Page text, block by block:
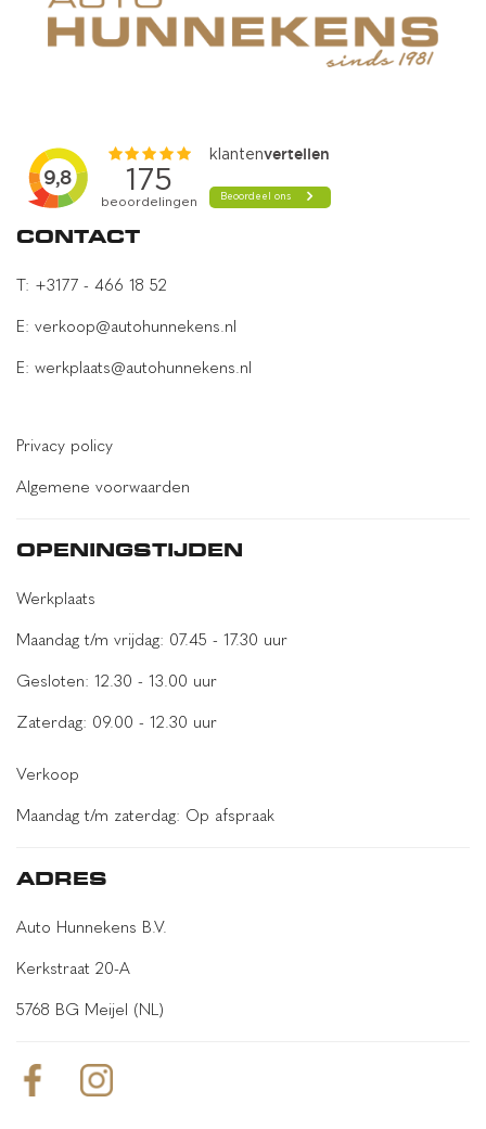
CONTACT
T: +3177 - 466 18 52
E: verkoop@autohunnekens.nl
E: werkplaats@autohunnekens.nl
Privacy policy
Algemene voorwaarden
OPENINGSTIJDEN
Werkplaats
Maandag t/m vrijdag: 07.45 - 17.30 uur
Gesloten: 12.30 - 13.00 uur
Zaterdag: 09.00 - 12.30 uur
Verkoop
Maandag t/m zaterdag: Op afspraak
ADRES
Auto Hunnekens B.V.
Kerkstraat 20-A
5768 BG Meijel (NL)